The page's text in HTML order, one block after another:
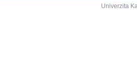
Univerzita